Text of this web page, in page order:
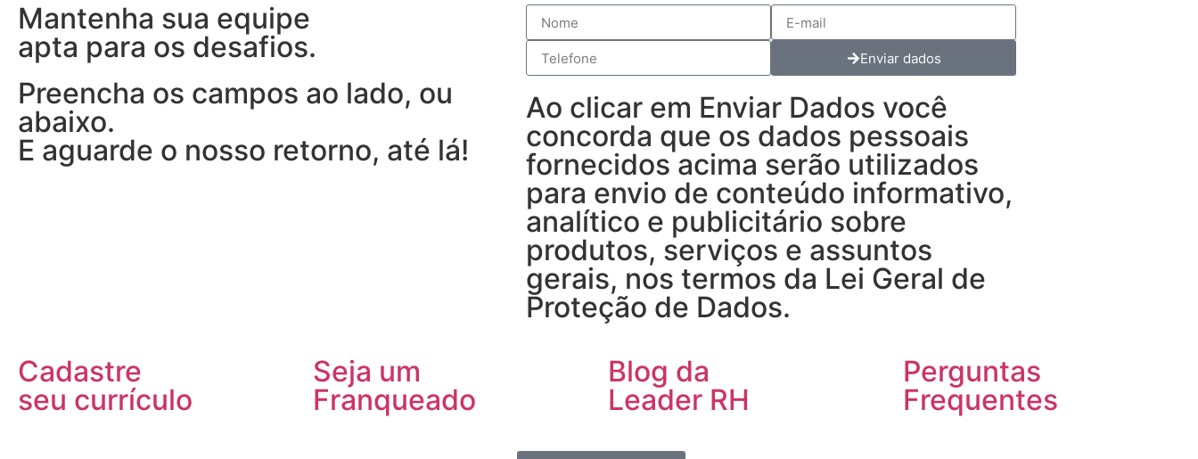
Mantenha sua equipe
apta para os desafios.
Preencha os campos ao lado, ou
abaixo.
E aguarde o nosso retorno, até lá!
Enviar dados
Ao clicar em Enviar Dados você
concorda que os dados pessoais
fornecidos acima serão utilizados
para envio de conteúdo informativo,
analítico e publicitário sobre
produtos, serviços e assuntos
gerais, nos termos da Lei Geral de
Proteção de Dados.
Cadastre
seu currículo
Seja um
Franqueado
Blog da
Leader RH
Perguntas
Frequentes